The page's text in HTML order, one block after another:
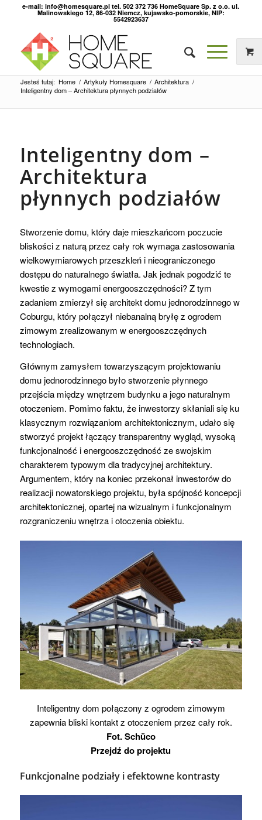
e-mail: info@homesquare.pl tel. 502 372 736 HomeSquare Sp. z o.o. ul.
Malinowskiego 12, 86-032 Niemcz, kujawsko-pomorskie, NIP:
5542923637
Jesteś tutaj: Home / Artykuły Homesquare / Architektura /
Inteligentny dom – Architektura płynnych podziałów
Inteligentny dom –
Architektura
płynnych podziałów
Stworzenie domu, który daje mieszkańcom poczucie
bliskości z naturą przez cały rok wymaga zastosowania
wielkowymiarowych przeszkleń i nieograniczonego
dostępu do naturalnego światła. Jak jednak pogodzić te
kwestie z wymogami energooszczędności? Z tym
zadaniem zmierzył się architekt domu jednorodzinnego w
Coburgu, który połączył niebanalną bryłę z ogrodem
zimowym zrealizowanym w energooszczędnych
technologiach.
Głównym zamysłem towarzyszącym projektowaniu
domu jednorodzinnego było stworzenie płynnego
przejścia między wnętrzem budynku a jego naturalnym
otoczeniem. Pomimo faktu, że inwestorzy skłaniali się ku
klasycznym rozwiązaniom architektonicznym, udało się
stworzyć projekt łączący transparentny wygląd, wysoką
funkcjonalność i energooszczędność ze swojskim
charakterem typowym dla tradycyjnej architektury.
Argumentem, który na koniec przekonał inwestorów do
realizacji nowatorskiego projektu, była spójność koncepcji
architektonicznej, opartej na wizualnym i funkcjonalnym
rozgraniczeniu wnętrza i otoczenia obiektu.
Inteligentny dom połączony z ogrodem zimowym
zapewnia bliski kontakt z otoczeniem przez cały rok.
Fot. Schüco
Przejdź do projektu
Funkcjonalne podziały i efektowne kontrasty